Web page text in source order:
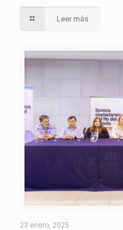
Leer más
23 enero, 2025